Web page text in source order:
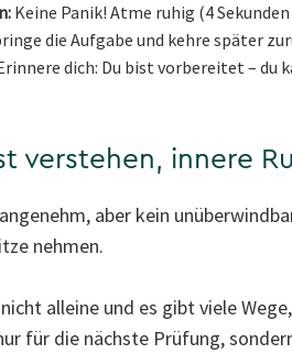
Keine Panik! Atme ruhig (4
die Aufgabe und kehre später
dich: Du bist vorbereitet – du
verstehen, innere
aber kein
nehmen.
alleine und es gibt viele
für die nächste Prüfung,